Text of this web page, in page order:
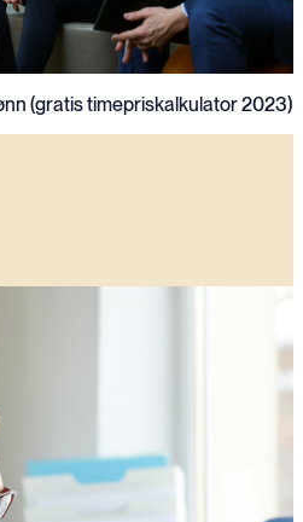
(gratis timepriskalkulator 2023)